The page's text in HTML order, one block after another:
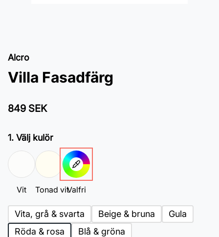
Alcro
Villa Fasadfärg
849 SEK
1. Välj kulör
Vit Tonad vitValfri
Vita, grå & svarta Beige & bruna
Gula
Röda & rosa
Blå & gröna